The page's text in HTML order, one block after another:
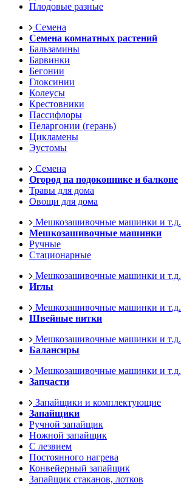
Плодовые разные
Семена
Семена комнатных растений
Бальзамины
Барвинки
Бегонии
Глоксинии
Колеусы
Крестовники
Пассифлоры
Пеларгонии (герань)
Цикламены
Эустомы
Семена
Огород на подоконнике и балконе
Травы для дома
Овощи для дома
Мешкозашивочные машинки и т.д.
Мешкозашивочные машинки
Ручные
Стационарные
Мешкозашивочные машинки и т.д.
Иглы
Мешкозашивочные машинки и т.д.
Швейные нитки
Мешкозашивочные машинки и т.д.
Балансиры
Мешкозашивочные машинки и т.д.
Запчасти
Запайщики и комплектующие
Запайщики
Ручной запайщик
Ножной запайщик
С лезвием
Постоянного нагрева
Конвейерный запайщик
Запайщик стаканов, лотков